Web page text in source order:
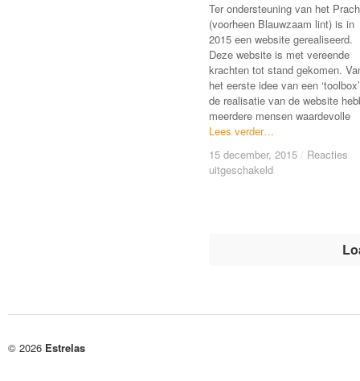
Ter ondersteuning van het
(voorheen Blauwzaam lint) is in
2015 een website gerealiseerd.
Deze website is met vereende
krachten tot stand gekomen.
het eerste idee van een
de realisatie van de website
meerdere mensen waardevolle
Lees verder…
15 december, 2015 / Reacties
uitgeschakeldvoor
Lees verder…
15 december, 2015 / Reacties
uitgeschakeldvoor
© 2026 Estrelas